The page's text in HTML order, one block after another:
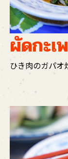
ผัดกะเ
ひき肉のガパオ